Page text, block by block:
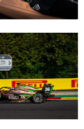
Pattanakarn
Community
Experience